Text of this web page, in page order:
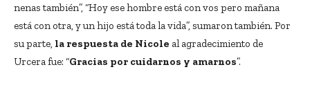
nenas también”, “Hoy ese hombre está con vos pero mañana
está con otra, y un hijo está toda la vida”, sumaron también. Por
su parte, la respuesta de Nicole al agradecimiento de
Urcera fue: “Gracias por cuidarnos y amarnos”.